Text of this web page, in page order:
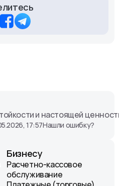
и настоящей
17:57Нашли ошибку?
Бизнесу
Расчетно-кассовое
обслуживание